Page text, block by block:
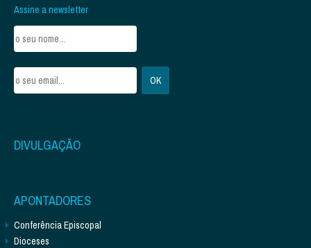
Assine a newsletter
DIVULGAÇÃO
APONTADORES
Conferência Episcopal
Dioceses